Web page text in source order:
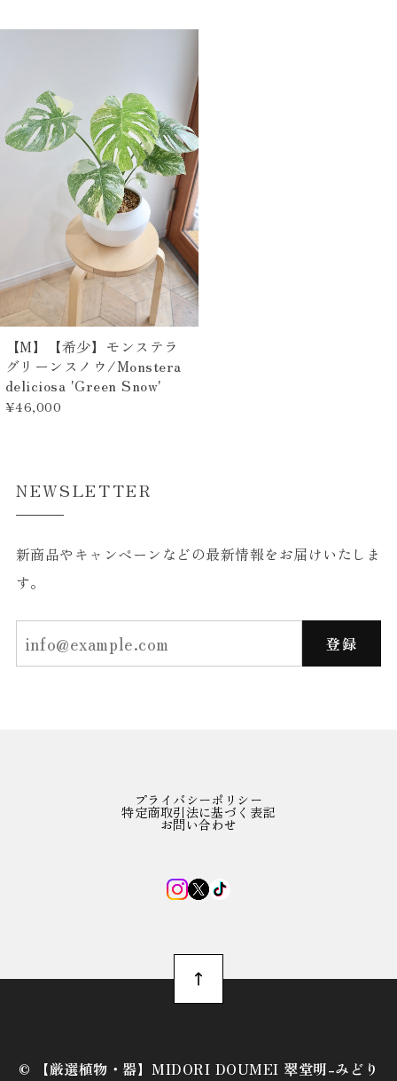
【M】【希少】モンステラ
グリーンスノウ/Monstera
deliciosa 'Green Snow'
¥46,000
NEWSLETTER
新商品やキャンペーンなどの最新情報をお届けいたしま
す。
登録
プライバシーポリシー
特定商取引法に基づく表記
お問い合わせ
©︎ 【厳選植物・器】MIDORI DOUMEI 翠堂明-みどり